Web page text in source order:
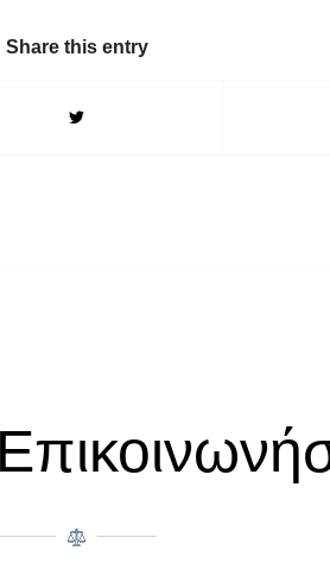
Share this entry